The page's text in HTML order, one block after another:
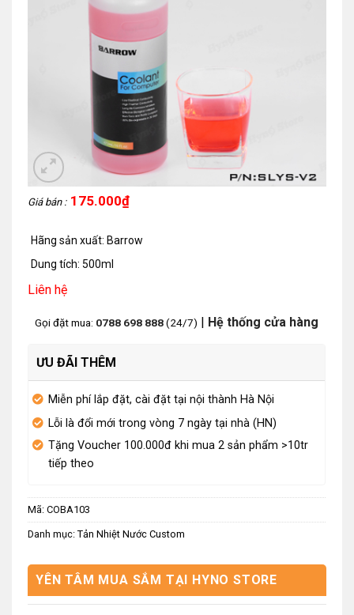
Giá bán : 175.000₫
Hãng sản xuất: Barrow
Dung tích: 500ml
Liên hệ
Gọi đặt mua: 0788 698 888(24/7) | Hệ thống cửa hàng
ƯU ĐÃI THÊM
Miễn phí lắp đặt, cài đặt tại nội thành Hà Nội
Lỗi là đổi mới trong vòng 7 ngày tại nhà (HN)
Tặng Voucher 100.000đ khi mua 2 sản phẩm >10tr
tiếp theo
Mã: COBA103
Danh mục: Tản Nhiệt Nước Custom
YÊN TÂM MUA SẮM TẠI HYNO STORE